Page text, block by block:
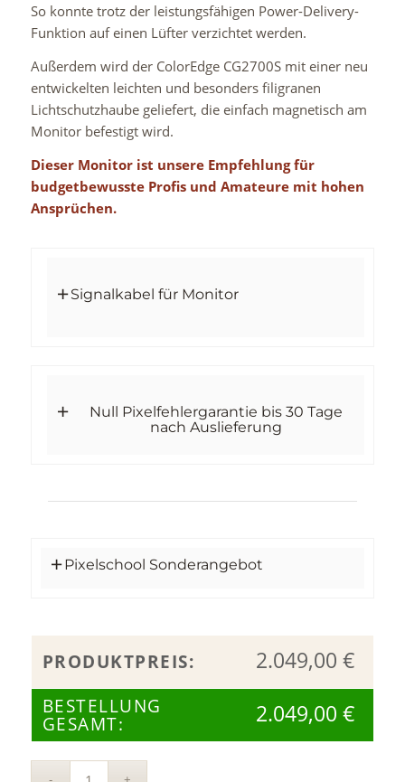
So konnte trotz der leistungsfähigen Power-Delivery-
Funktion auf einen Lüfter verzichtet werden.
Außerdem wird der ColorEdge CG2700S mit einer neu
entwickelten leichten und besonders filigranen
Lichtschutzhaube geliefert, die einfach magnetisch am
Monitor befestigt wird.
Dieser Monitor ist unsere Empfehlung für
budgetbewusste Profis und Amateure mit hohen
Ansprüchen.
Signalkabel für Monitor
Null Pixelfehlergarantie bis 30 Tage
nach Auslieferung
Pixelschool Sonderangebot
PRODUKTPREIS: 2.049,00 €
BESTELLUNG
GESAMT: 2.049,00 €